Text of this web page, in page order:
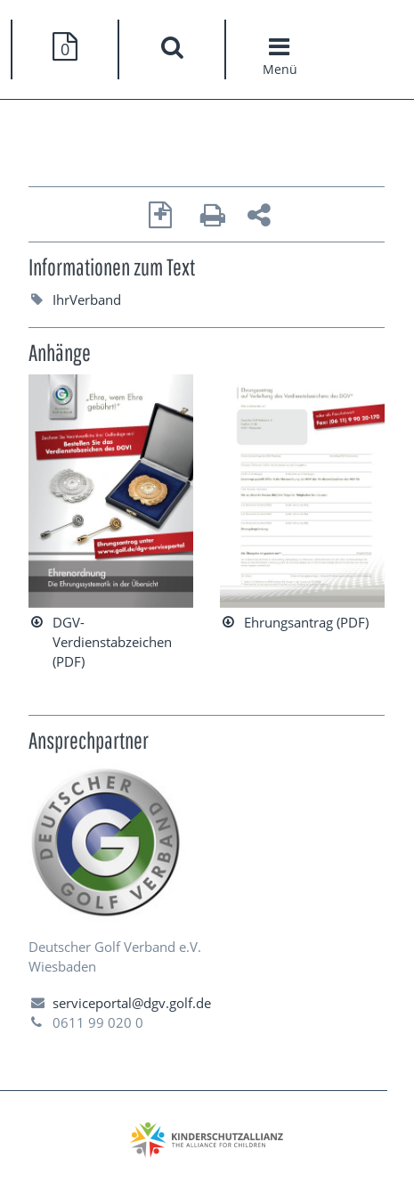
0
Menü
Informationen zum Text
IhrVerband
Anhänge
DGV-
Verdienstabzeichen
(PDF)
Ehrungsantrag (PDF)
Ansprechpartner
Deutscher Golf Verband e.V.
Wiesbaden
serviceportal@dgv.golf.de
0611 99 020 0